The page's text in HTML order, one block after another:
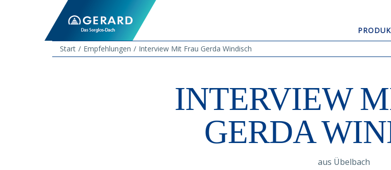
Start
Empfehlungen Interview Mit Frau Gerda Windisch
INTERVIEW
GERDA
aus Übelbach